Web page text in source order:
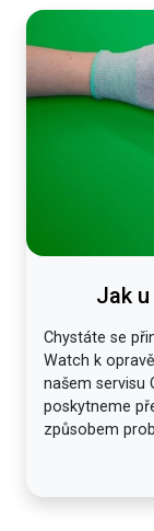
Jak
Chystáte se
Watch k
našem servisu
poskytneme
způsobem